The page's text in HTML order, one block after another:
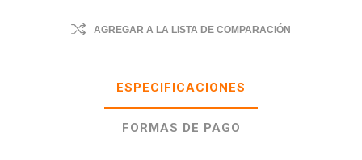
AGREGAR A LA LISTA DE COMPARACIÓN
ESPECIFICACIONES
FORMAS DE PAGO